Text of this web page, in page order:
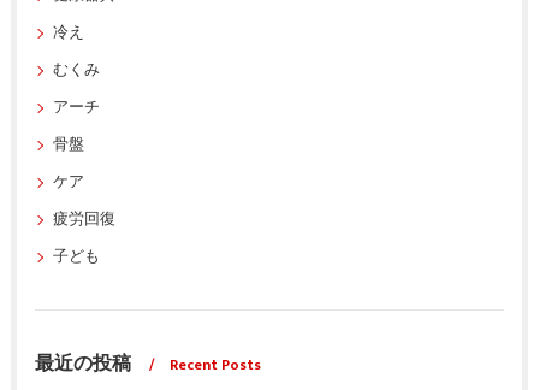
冷え
むくみ
アーチ
骨盤
ケア
疲労回復
子ども
最近の投稿 Recent Posts